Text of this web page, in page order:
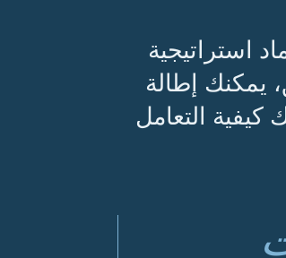
استراتيجية
يمكنك إطالة
التعامل